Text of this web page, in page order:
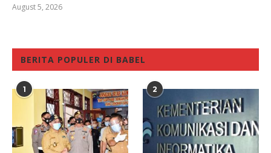
August 5, 2026
BERITA POPULER DI BABEL
1 2